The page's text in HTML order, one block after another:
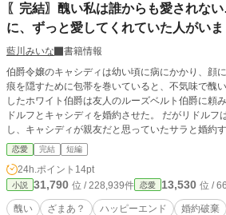
〖完結〗醜い私は誰からも愛されな
に、ずっと愛してくれていた人がいま
藍川みいな
書籍情報
伯爵令嬢のキャシディは幼い頃に病にかかり、顔
痕を隠すために包帯を巻いていると、不気味で醜いと嫌
したホワイト伯爵は友人のルーズベルト伯爵に頼
ドルフとキャシディを婚約させた。 だがリドルフはキャシディとの婚約を破棄
し、キャシディが親友だと思っていたサラと婚約すると
るゆるです。 本編9話＋番外編4話で完結です。
恋愛 完結 短編
24h.ポイント 14pt
小説 31,790 位 / 228,939件 恋愛 13,530 位 /
醜い ざまあ？ ハッピーエンド 婚約破棄